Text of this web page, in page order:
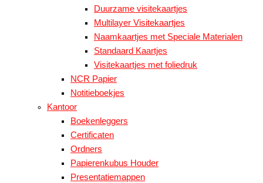
Duurzame visitekaartjes
Multilayer Visitekaartjes
Naamkaartjes met Speciale Materialen
Standaard Kaartjes
Visitekaartjes met foliedruk
NCR Papier
Notitieboekjes
Kantoor
Boekenleggers
Certificaten
Ordners
Papierenkubus Houder
Presentatiemappen